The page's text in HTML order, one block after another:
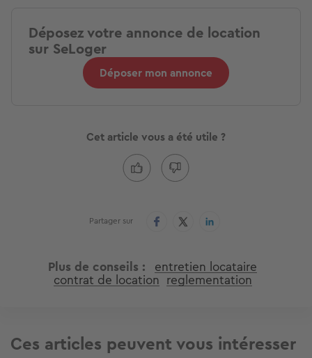
Déposez votre annonce de location
sur SeLoger
Déposer mon annonce
Cet article vous a été utile ?
Partager sur
Plus de conseils entretien locataire
contrat de location reglementation
Ces articles peuvent vous intéresser